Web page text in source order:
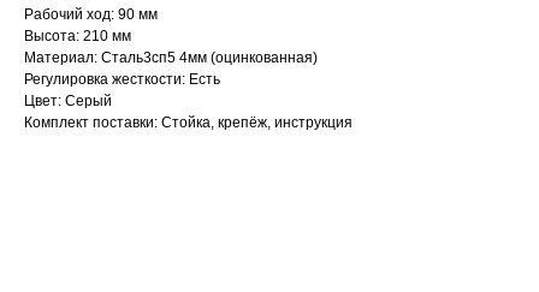
Рабочий ход: 90 мм
Высота: 210 мм
Материал: Сталь3сп5 4мм (оцинкованная)
Регулировка жесткости: Есть
Цвет: Серый
Комплект поставки: Стойка, крепёж, инструкция